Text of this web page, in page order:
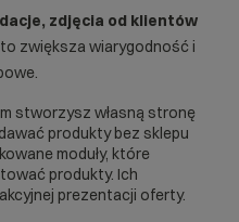
zdjęcia od klientów
zwiększa wiarygodność i
stworzysz własną stronę
produkty bez sklepu
moduły, które
produkty. Ich
prezentacji oferty.